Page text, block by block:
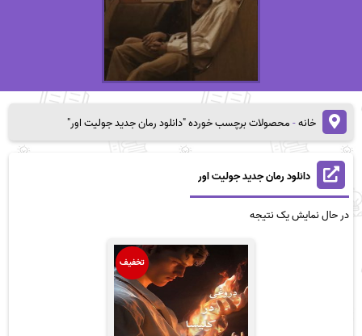
خانه-محصولات برچسب خورده "دانلود رمان جدید جولیت اور"
دانلود رمان جدید جولیت اور
در حال نمایش یک نتیجه
تخفیف